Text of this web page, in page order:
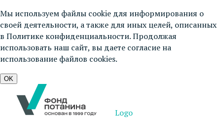
Мы используем файлы cookie для информирования о
своей деятельности, а также для иных целей, описанных
в Политике конфиденциальности. Продолжая
использовать наш сайт, вы даете согласие на
использование файлов cookies.
OK
Logo